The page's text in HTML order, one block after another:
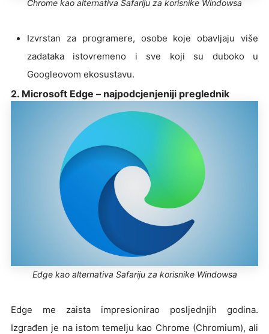
Chrome kao alternativa Safariju za korisnike Windowsa
Izvrstan za programere, osobe koje obavljaju više
zadataka istovremeno i sve koji su duboko u
Googleovom ekosustavu.
2. Microsoft Edge – najpodcjenjeniji preglednik
Edge kao alternativa Safariju za korisnike Windowsa
Edge me zaista impresionirao posljednjih godina.
Izgrađen je na istom temelju kao Chrome (Chromium), ali